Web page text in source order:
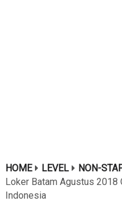
HOME LEVEL
NON-
Loker Batam Agustus 2018
Indonesia